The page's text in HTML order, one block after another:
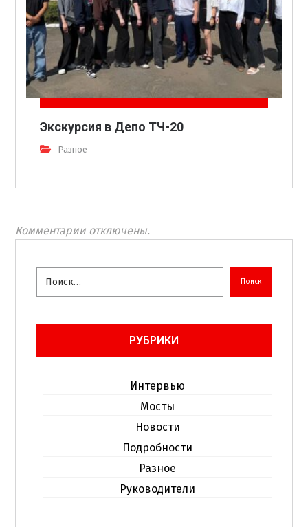
Экскурсия в Депо ТЧ-20
Разное
Комментарии отключены.
Поиск
РУБРИКИ
Интервью
Мосты
Новости
Подробности
Разное
Руководители